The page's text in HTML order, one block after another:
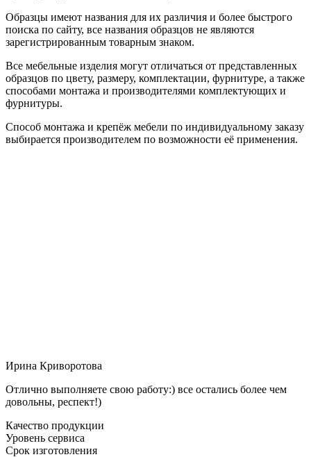
Образцы имеют названия для их различия и более быстрого
поиска по сайту, все названия образцов не являются
зарегистрированным товарным знаком.
Все мебельные изделия могут отличаться от представленных
образцов по цвету, размеру, комплектации, фурнитуре, а также
способами монтажа и производителями комплектующих и
фурнитуры.
Способ монтажа и крепёж мебели по индивидуальному заказу
выбирается производителем по возможности её применения.
Ирина Криворотова
Отлично выполняете свою работу:) все остались более чем
довольны, респект!)
Качество продукции
Уровень сервиса
Срок изготовления